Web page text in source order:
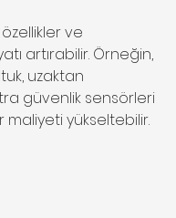
ve
artırabilir. Örneğin,
uzaktan
güvenlik sensörleri
maliyeti yükseltebilir.